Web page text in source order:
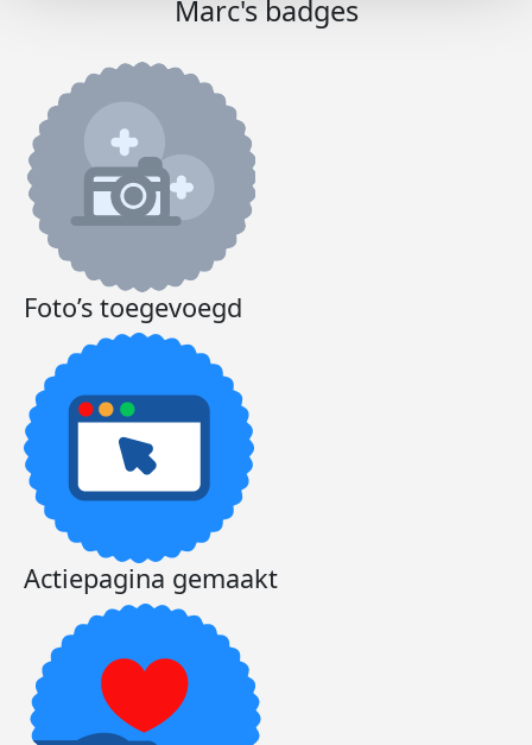
Marc's badges
Foto’s toegevoegd
Actiepagina gemaakt